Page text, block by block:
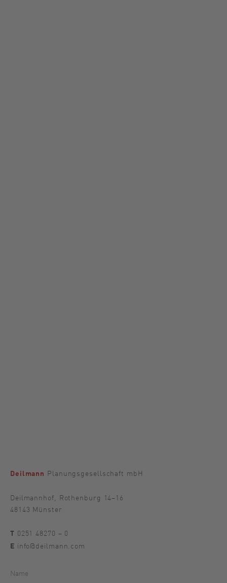
Deilmann Planungsgesellschaft mbH
Deilmannhof, Rothenburg 14–16
48143 Münster
T 0251 48270 – 0
E info@deilmann.com